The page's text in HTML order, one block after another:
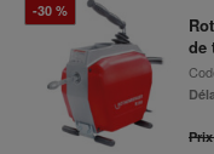
-30 %
de